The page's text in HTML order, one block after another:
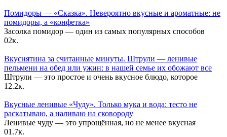
Помидоры — «Сказка». Невероятно вкусные и ароматные: не
помидоры, а «конфетка»
Засолка помидор — один из самых популярных способов
02к.
Вкуснятина за считанные минуты. Штрули — ленивые
пельмени на обед или ужин: в нашей семье их обожают все
Штрули — это простое и очень вкусное блюдо, которое
1 2.2к.
Вкусные ленивые «Чуду». Только мука и вода: тесто не
раскатываю, а наливаю на сковороду
Ленивые чуду — это упрощённая, но не менее вкусная
01.7к.